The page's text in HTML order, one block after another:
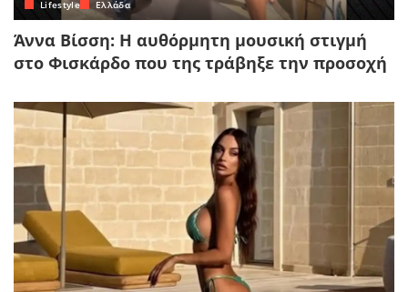
Lifestyle Ελλάδα
Άννα Βίσση: Η αυθόρμητη μουσική στιγμή
στο Φισκάρδο που της τράβηξε την προσοχή